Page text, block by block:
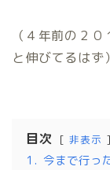
（４年前の２
と伸びてるはず）
目次 非表示
1. 今まで行っ